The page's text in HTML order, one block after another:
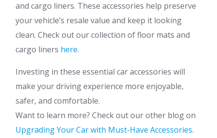
and cargo liners. These accessories help preserve
your vehicle’s resale value and keep it looking
clean. Check out our collection of floor mats and
cargo liners here.
Investing in these essential car accessories will
make your driving experience more enjoyable,
safer, and comfortable.
Want to learn more? Check out our other blog on
Upgrading Your Car with Must-Have Accessories.